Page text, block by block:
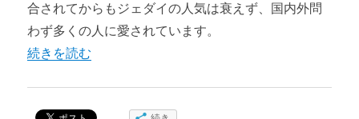
合されてからもジェダイの人気は衰えず、国内外問
わず多くの人に愛されています。
“ジャネット・マッキーとは 【ミルクグラス主要ブラン
続きを読む